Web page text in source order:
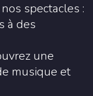
spectacles :
à des
une
musique et